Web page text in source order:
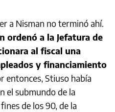
a Nisman no terminó ahí.
ordenó a la Jefatura de
al fiscal una
y financiamiento
entonces, Stiuso había
el submundo de la
de los 90, de la